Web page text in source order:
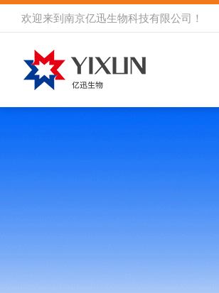
欢迎来到 南京亿迅生物科技有限公司 ！